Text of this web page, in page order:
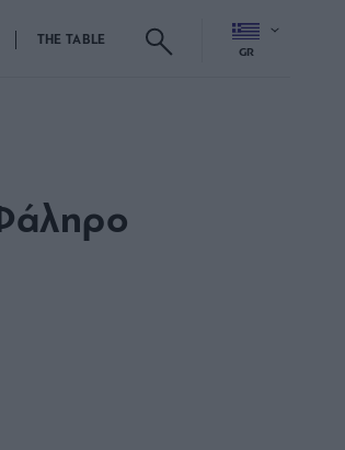
THE TABLE
GR